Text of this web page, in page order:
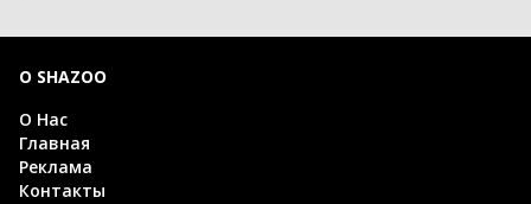
О SHAZOO
О Нас
Главная
Реклама
Контакты